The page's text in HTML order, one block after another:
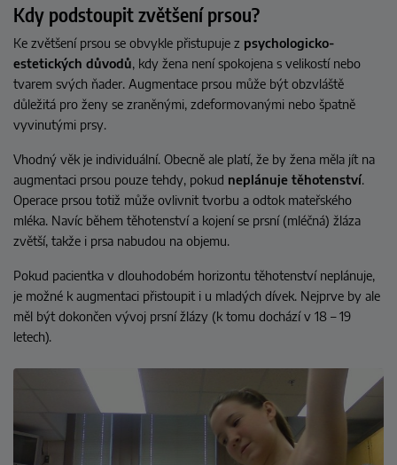
Kdy podstoupit zvětšení prsou?
Ke zvětšení prsou se obvykle přistupuje z psychologicko-
estetických důvodů, kdy žena není spokojena s velikostí nebo
tvarem svých ňader. Augmentace prsou může být obzvláště
důležitá pro ženy se zraněnými, zdeformovanými nebo špatně
vyvinutými prsy.
Vhodný věk je individuální. Obecně ale platí, že by žena měla jít na
augmentaci prsou pouze tehdy, pokud neplánuje těhotenství.
Operace prsou totiž může ovlivnit tvorbu a odtok mateřského
mléka. Navíc během těhotenství a kojení se prsní (mléčná) žláza
zvětší, takže i prsa nabudou na objemu.
Pokud pacientka v dlouhodobém horizontu těhotenství neplánuje,
je možné k augmentaci přistoupit i u mladých dívek. Nejprve by ale
měl být dokončen vývoj prsní žlázy (k tomu dochází v 18 – 19
letech).